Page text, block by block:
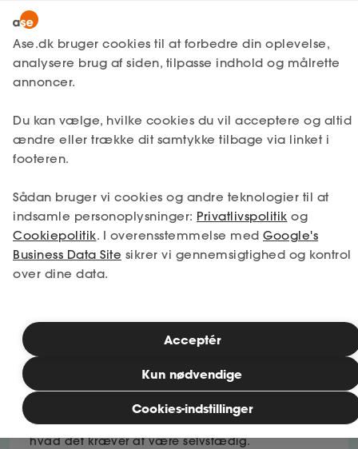
MitAse
Ase Selvstændig
Dokumenter.dk
Lønmodtager
Selvstændig
Etableret
Produkter
Få svar
Fordele
Studerende
Bliv medlem
MitAse
Selvstændig Få svar
Opstart af virksomhed
drømmen om selv at bestemme over sin tid
og arbejde. Derefter skal du have styr på
forskellige formaliteter. Nedenfor kan du
læse mere om, hvad der er vigtigst at sørge
for, før du starter din egen virksomhed, og
få gode råd og tips til virksomhedsform,
Før du starter
Find ud af, om din idé kan blive til virkelighed, og
hvad det kræver at være selvstædig.
Ase.dk bruger cookies til at forbedre din oplevelse,
analysere brug af siden, tilpasse indhold og målrette
annoncer.
Du kan vælge, hvilke cookies du vil acceptere og altid
ændre eller trække dit samtykke tilbage via linket i
footeren.
Sådan bruger vi cookies og andre teknologier til at
indsamle personoplysninger: Privatlivspolitik og
Cookiepolitik. I overensstemmelse med Google's
Business Data Site sikrer vi gennemsigtighed og kontrol
over dine data.
Cookies-indstillinger
Kun nødvendige
Acceptér